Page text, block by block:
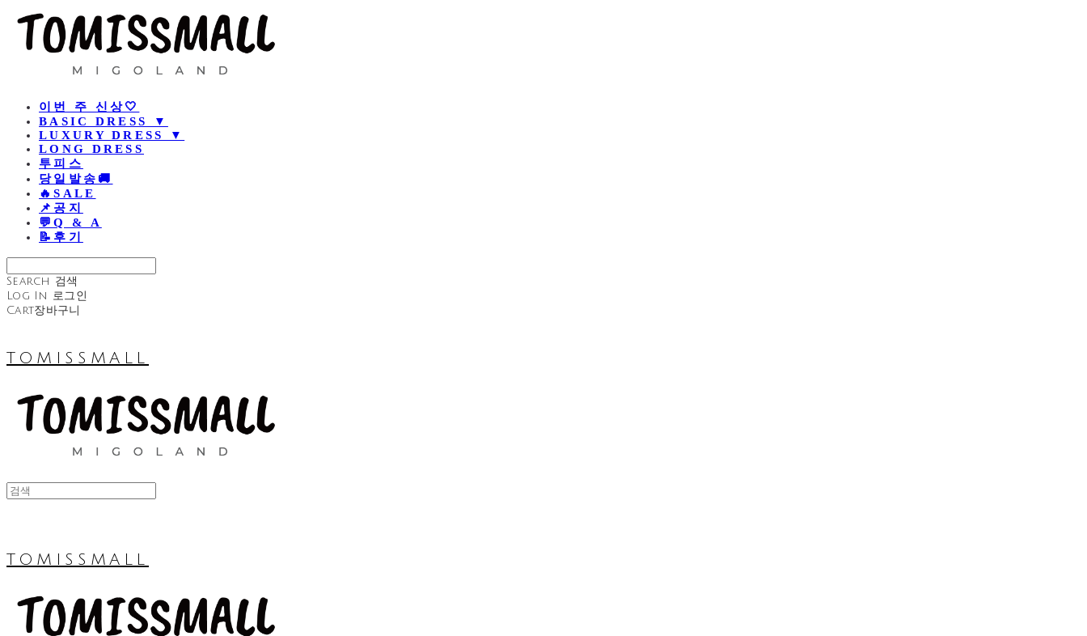
이번 주 신상🤍
BASIC DRESS ▼
LUXURY DRESS ▼
LONG DRESS
투피스
당일발송🚚
🔥SALE
📌공지
💬Q & A
📝후기
Search 검색
Log In 로그인
Cart장바구니
TOMISSMALL
TOMISSMALL